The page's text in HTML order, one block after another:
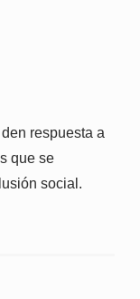
respuesta a
que se
social.